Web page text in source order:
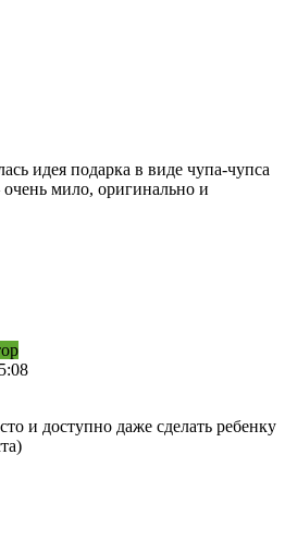
идея подарка в виде чупа-чупса
мило, оригинально и
и доступно даже сделать ребенку